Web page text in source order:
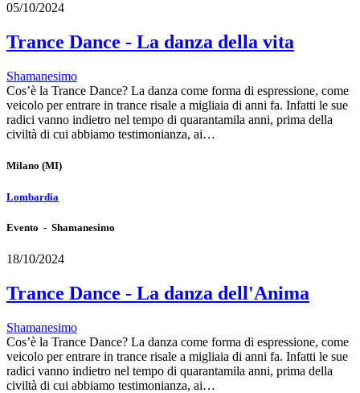
05/10/2024
Trance Dance - La danza della vita
Shamanesimo
Cos’è la Trance Dance? La danza come forma di espressione, come
veicolo per entrare in trance risale a migliaia di anni fa. Infatti le sue
radici vanno indietro nel tempo di quarantamila anni, prima della
civiltà di cui abbiamo testimonianza, ai…
Milano (MI)
Lombardia
Evento - Shamanesimo
18/10/2024
Trance Dance - La danza dell'Anima
Shamanesimo
Cos’è la Trance Dance? La danza come forma di espressione, come
veicolo per entrare in trance risale a migliaia di anni fa. Infatti le sue
radici vanno indietro nel tempo di quarantamila anni, prima della
civiltà di cui abbiamo testimonianza, ai…